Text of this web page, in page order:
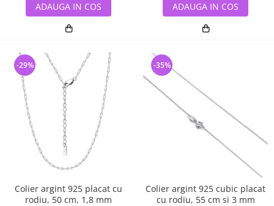
ADAUGA IN COS ADAUGA IN COS
Colier argint 925 placat cu
rodiu, 50 cm, 1,8 mm
-29%
Colier argint 925 cubic placat
cu rodiu, 55 cm si 3 mm
-35%